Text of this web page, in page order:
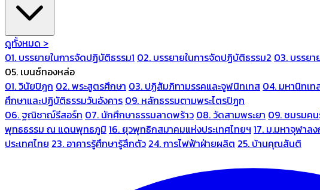
ดูทั้งหมด >
01. บรรยายในการจัดปฏิบัติธรรม1 02. บรรยายในการจัดปฏิบัติธรรม2 03. บรรยา
05. เบนซ์ทองหล่อ
01. วินัยปิฎก 02. พระสูตรศึกษา 03. ปฏิสัมภิทามรรคและจูฬนิทเทส 04. มหานิทเ
ศึกษาและปฏิบัติธรรมวันอังคาร 09. หลักธรรมตามพระไตรปิฎก
06. ฐณิชาฌ์รีสอร์ท 07. นักศึกษาธรรมลาดพร้าว 08. วัดสามพระยา 09. ชมรมคน
พุทธธรรม ณ แดนพุทธภูมิ 16. ยุวพุทธิกสมาคมแห่งประเทศไทยฯ 17. ม.มหาจุฬาล
ประเทศไทย 23. อาคารรู้ศึกษารู้สึกตัว 24. การไฟฟ้าฝ่ายผลิต 25. บ้านคุณสันติ